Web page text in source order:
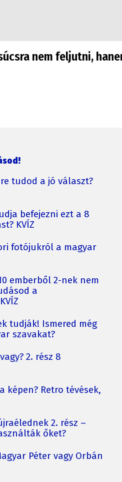
nem feljutni,
tudod a jó választ?
befejezni ezt a 8
KVÍZ
fotójukról a magyar
emberből 2-nek nem
a
tudják! Ismered még
szavakat?
2. rész 8
képen? Retro tévések,
2. rész –
őket?
Péter vagy Orbán